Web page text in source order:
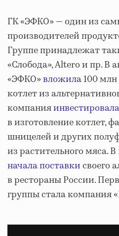
ГК «ЭФКО» — один из
производителей
Группе принадлежат
«Слобода», Altero и пр. В
«ЭФКО»вложила100
котлет из
компанияинвестировала
в изготовление котлет,
шницелей и других
из растительного мяса.
начала поставкисвоего
в рестораны России.
группы стала компания